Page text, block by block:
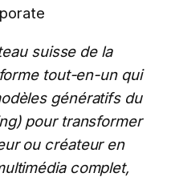
suisse de la
tout-en-un qui
génératifs du
pour transformer
ou créateur en
complet,